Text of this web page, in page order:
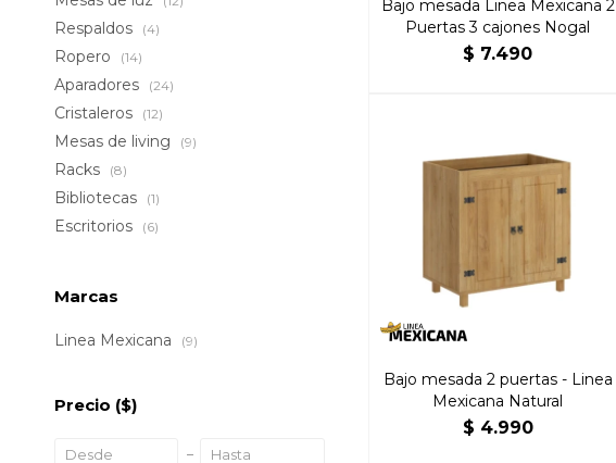
Bajo mesada Linea Mexicana 2
Puertas 3 cajones Nogal
$ 7.490
Bajo mesada 2 puertas - Linea
Mexicana Natural
$ 4.990
Respaldos (4)
Ropero (14)
Aparadores (24)
Cristaleros (12)
Mesas de living (9)
Racks (8)
Bibliotecas (1)
Escritorios (6)
Marcas
Linea Mexicana (9)
Precio ($)